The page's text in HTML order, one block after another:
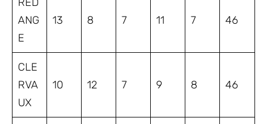
ANG
E
13 8 7 11 7 46
CLE
RVA
UX
10 12 7 9 8 46